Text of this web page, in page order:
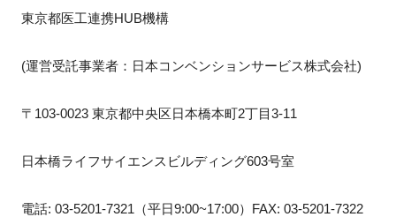
東京都医工連携HUB機構
(運営受託事業者：日本コンベンションサービス株式会社)
〒103-0023 東京都中央区日本橋本町2丁目3-11
日本橋ライフサイエンスビルディング603号室
電話: 03-5201-7321（平日9:00~17:00）FAX: 03-5201-7322